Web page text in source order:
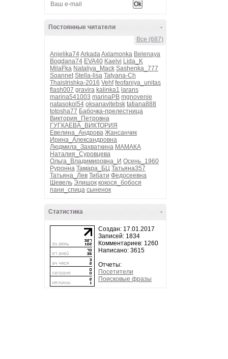
-
Постоянные читатели
Все (687)
Anjelika74ArkadaAxlamonka Belenaya
Bogdana74 EVA40 Kaelvi Lida_K
MilaFka Nataliya_Mack Sashenka_777
Soannet Stella-lisa Tatyana-Ch
ThaisIrishka-2016 Vehf feofaniya_unitas
flash007 gravira kalinka1 larans
marina541003 marinaPB mgnovenie
natasokol54 oksanavitebsk tatiana888
totosha77 Бабочка-прелестница
Виктория_Петровна
ГУГКАЕВА_ВИКТОРИЯ
Евелина_Андрова Жансанчик
Ирина_Александровна
Людмила_Захваткина МАМАКА
Наталия_Суровцева
Ольга_Владимировна_И Осень_1960
Руронна Тамара_БЦ Татьяна357
Татьяна_Лев Тибати Федосеевна
Шевель Элишок кокося_бобося
пани_спица сыненок
-
Статистика
Создан: 17.01.2017
Записей: 1834
Комментариев: 1260
Написано: 3615
Отчеты:
Посетители
Поисковые фразы